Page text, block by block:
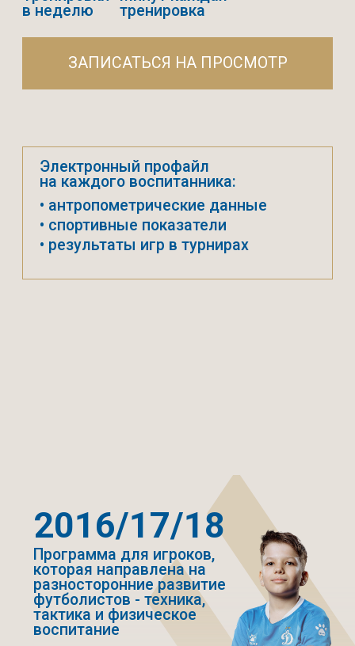
в Академию Клуба
3 90
Программа для игроков,
футбольные амбиции и
стремятся стать
профессионалами
Приоритетное участие
в турнирах и сборах
ШКОЛА
СМЕТАНИНА
Уникальная возможность
тренироваться под